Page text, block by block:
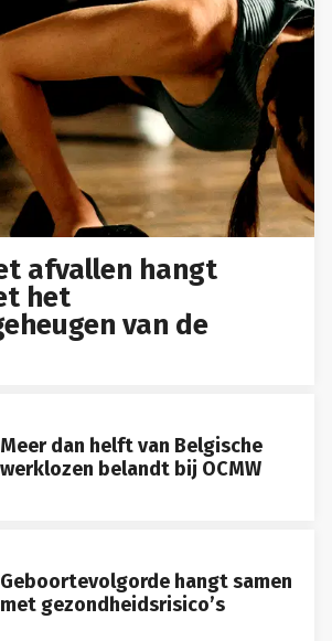
afvallen hangt
het
van de
Meer dan helft van Belgische
werklozen belandt bij OCMW
Geboortevolgorde hangt samen
met gezondheidsrisico’s